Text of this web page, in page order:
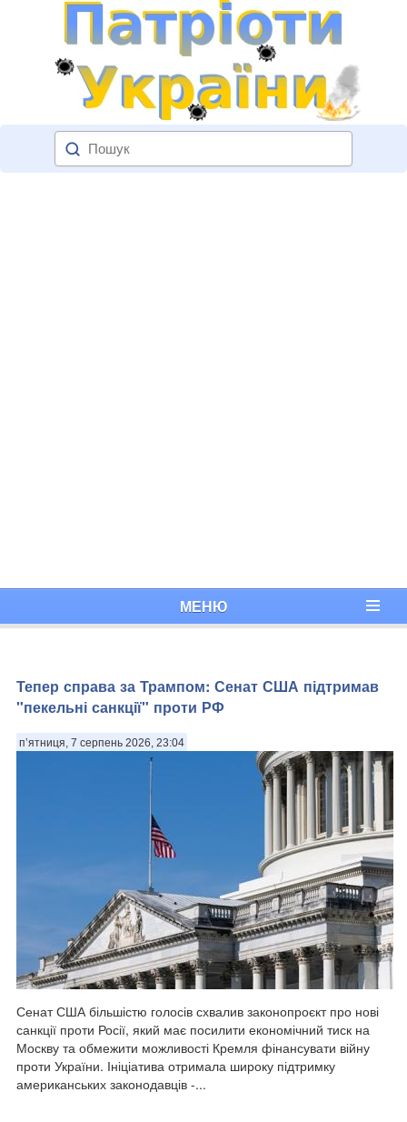
МЕНЮ
Тепер справа за Трампом: Сенат США підтримав
"пекельні санкції" проти РФ
п’ятниця, 7 серпень 2026, 23:04
Сенат США більшістю голосів схвалив законопроєкт про нові
санкції проти Росії, який має посилити економічний тиск на
Москву та обмежити можливості Кремля фінансувати війну
проти України. Ініціатива отримала широку підтримку
американських законодавців -...